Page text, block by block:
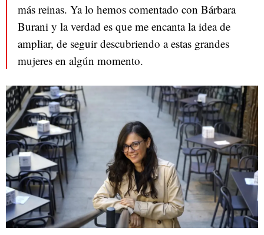
más reinas. Ya lo hemos comentado con Bárbara
Burani y la verdad es que me encanta la idea de
ampliar, de seguir descubriendo a estas grandes
mujeres en algún momento.